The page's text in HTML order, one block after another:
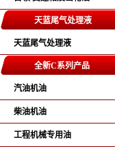
天蓝尾气处理液
天蓝尾气处理液
全新C系列产品
汽油机油
柴油机油
工程机械专用油